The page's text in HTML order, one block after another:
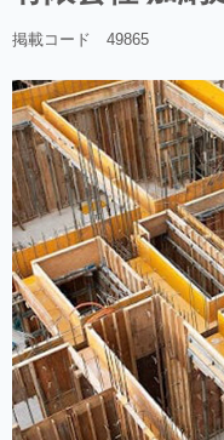
掲載コード 49865